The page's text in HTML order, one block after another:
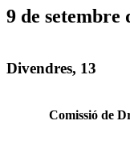
9 de setembre
Divendres, 13
Comissió de